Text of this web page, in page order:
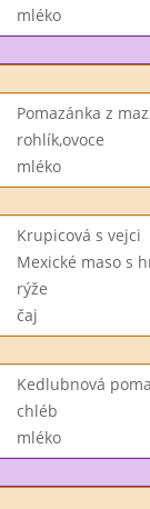
mléko
Pomazánka z
rohlík,ovoce
mléko
Krupicová s vejci
Mexické maso s
rýže
čaj
Kedlubnová
chléb
mléko